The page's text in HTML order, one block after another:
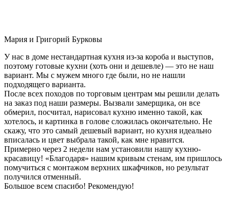
Мария и Григорий Бурковы
У нас в доме нестандартная кухня из-за короба и выступов,
поэтому готовые кухни (хоть они и дешевле) — это не наш
вариант. Мы с мужем много где были, но не нашли
подходящего варианта.
После всех походов по торговым центрам мы решили делать
на заказ под наши размеры. Вызвали замерщика, он все
обмерил, посчитал, нарисовал кухню именно такой, как
хотелось, и картинка в голове сложилась окончательно. Не
скажу, что это самый дешевый вариант, но кухня идеально
вписалась и цвет выбрала такой, как мне нравится.
Примерно через 2 недели нам установили нашу кухню-
красавицу! «Благодаря» нашим кривым стенам, им пришлось
помучиться с монтажом верхних шкафчиков, но результат
получился отменный.
Большое всем спасибо! Рекомендую!